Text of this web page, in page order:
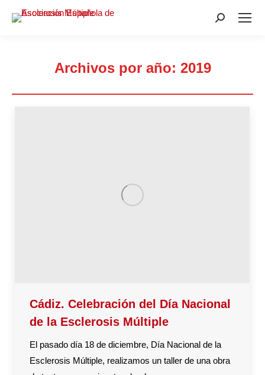
Buscar:
Archivos por año: 2019
Cádiz. Celebración del Día Nacional
de la Esclerosis Múltiple
El pasado día 18 de diciembre, Día Nacional de la
Esclerosis Múltiple, realizamos un taller de una obra